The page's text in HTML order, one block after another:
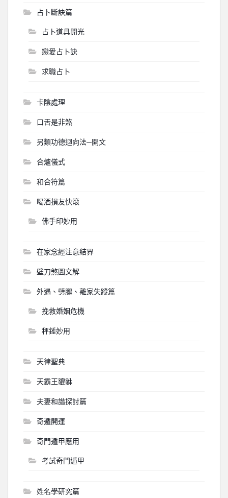
占卜斷訣篇
占卜道具開光
戀愛占卜訣
求職占卜
卡陰處理
口舌是非煞
另類功德迴向法─開文
合爐儀式
和合符篇
喝酒損友快滾
佛手印妙用
在家念經注意結界
壁刀煞圖文解
外遇、劈腿、離家失蹤篇
挽救婚姻危機
秤錘妙用
天律聖典
天霸王貔貅
夫妻和諧探討篇
奇遁開運
奇門遁甲應用
考試奇門遁甲
姓名學研究篇